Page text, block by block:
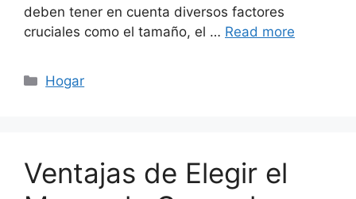
deben tener en cuenta diversos factores
cruciales como el tamaño, el … Read more
Categories
Hogar
Ventajas de Elegir el